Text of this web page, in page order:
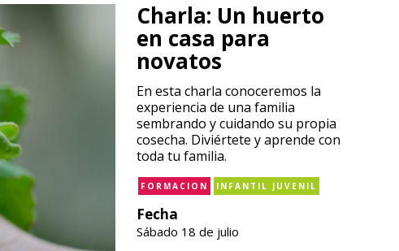
Charla: Un huerto
en casa para
novatos
En esta charla conoceremos la
experiencia de una familia
sembrando y cuidando su propia
cosecha. Diviértete y aprende con
toda tu familia.
FORMACION INFANTIL JUVENIL
Fecha
Sábado 18 de julio